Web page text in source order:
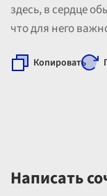
здесь, в сердце
что для него
Копировать
Написать